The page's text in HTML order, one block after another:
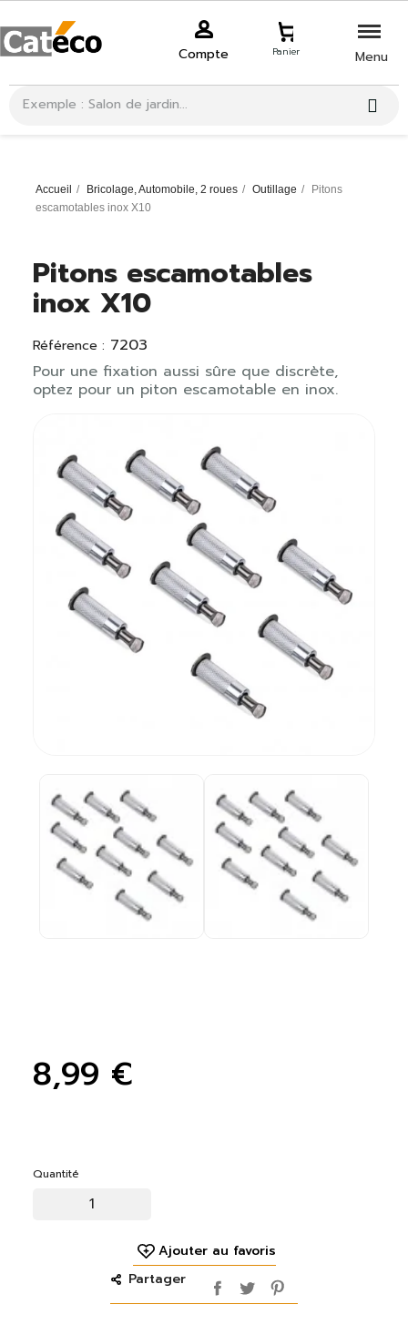
Compte Panier Menu
Accueil Bricolage, Automobile, 2 roues Outillage
Pitons
escamotables inox X10
Pitons escamotables
inox X10
Référence : 7203
Pour une fixation aussi sûre que discrète,
optez pour un piton escamotable en inox.
8,99 €
Quantité
Ajouter au favoris
Partager